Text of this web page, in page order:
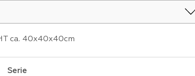
ca. 40x40x40cm
Serie